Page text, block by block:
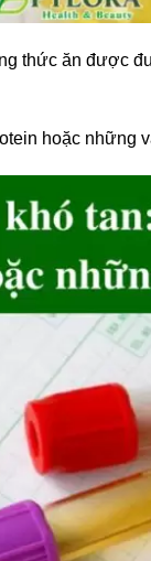
thức ăn được
hoặc những